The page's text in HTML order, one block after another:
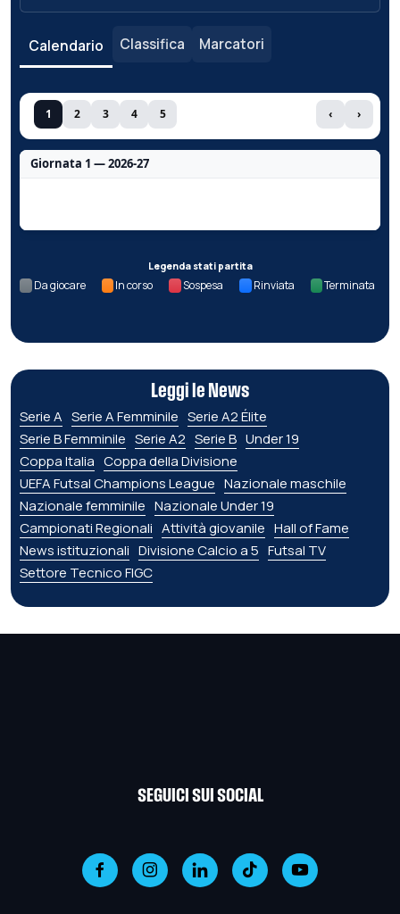
Calendario Classifica Marcatori
1 2 3 4 5 ‹ ›
Giornata 1 — 2026-27
Legenda stati partita
Da giocare In corso Sospesa Rinviata Terminata
Leggi le News
Serie A Serie A Femminile Serie A2 Élite
Serie B Femminile Serie A2 Serie B Under 19
Coppa Italia Coppa della Divisione
UEFA Futsal Champions League Nazionale maschile
Nazionale femminile Nazionale Under 19
Campionati Regionali Attività giovanile Hall of Fame
News istituzionali Divisione Calcio a 5 Futsal TV
Settore Tecnico FIGC
SEGUICI SUI SOCIAL